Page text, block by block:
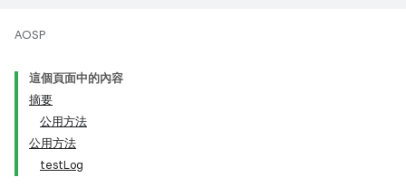
AOSP
這個頁面中的內容
摘要
公用方法
公用方法
testLog